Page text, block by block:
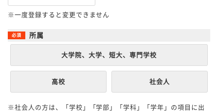
※一度登録すると変更できません
所属
大学院、大学、短大、専門学校
高校 社会人
※社会人の方は、「学校」「学部」「学科」「学年」の項目に出